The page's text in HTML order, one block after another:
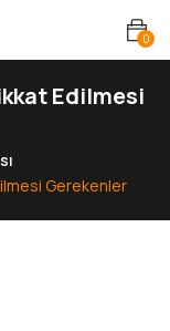
0
Edilmesi
Gerekenler